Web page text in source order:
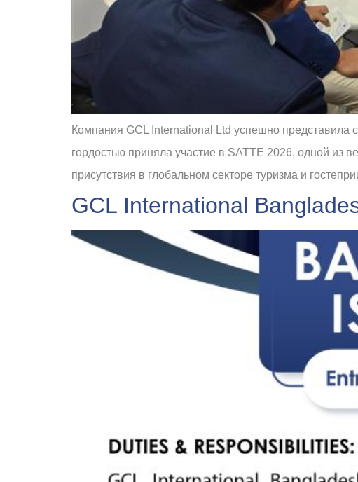
Компания GCL International Ltd успешно представила
гордостью приняла участие в SATTE 2026, одной из
присутствия в глобальном секторе туризма и
GCL International